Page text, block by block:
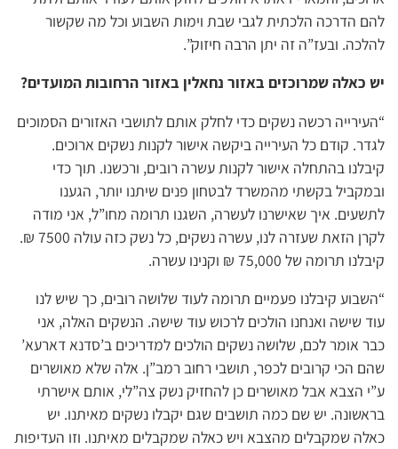
להם הדרכה הלכתית לגבי שבת וימות השבוע וכל מה שקשור
להלכה. ובעז”ה זה יתן הרבה חיזוק”.
יש כאלה שמרוכזים באזור נחאלין באזור הרחובות המועדים?
“העירייה רכשה נשקים כדי לחלק אותם לתושבי האזורים הסמוכים
לגדר. קודם כל העירייה ביקשה אישור לקנות נשקים ארוכים.
קיבלנו בהתחלה אישור לקנות עשרה רובים, ורכשנו. תוך כדי
ובמקביל בקשתי מהמשרד לבטחון פנים שיתנו יותר, הגענו
לתשעים. איך שאישרנו לעשרה, השגנו תרומה מחו”ל, אני מודה
לקרן הזאת שעזרה לנו, עשרה נשקים, כל נשק כזה עולה 7500 ₪.
קיבלנו תרומה של 75,000 ₪ וקנינו עשרה.
“השבוע קיבלנו פעמיים תרומה לעוד שלושה רובים, כך שיש לנו
עוד שישה ואנחנו הולכים לרכוש עוד שישה. הנשקים האלה, אני
כבר אומר לכם, שלושה נשקים הולכים למדריכים ב’סדנא דארעא’
שהם הכי קרובים לכפר, תושבי רחוב רמב”ן. אלה שלא מאושרים
ע”י הצבא אבל מאושרים כן להחזיק נשק צה”לי, אותם אישרתי
בראשונה. יש שם כמה תושבים שגם יקבלו נשקים מאיתנו. יש
כאלה שמקבלים מהצבא ויש כאלה שמקבלים מאיתנו. וזו העדיפות